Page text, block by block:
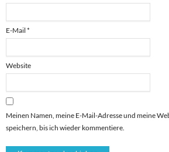
E-Mail *
Website
Meinen Namen, meine E-Mail-Adresse und meine
speichern, bis ich wieder kommentiere.